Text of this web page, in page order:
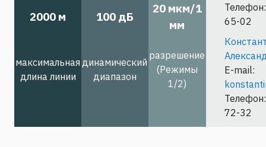
65-02
E-mail:
72-32
2000 м 100 дБ
20 мкм/1
мм
максимальная
длина линии
динамический
диапазон
разрешение
(Режимы
1/2)